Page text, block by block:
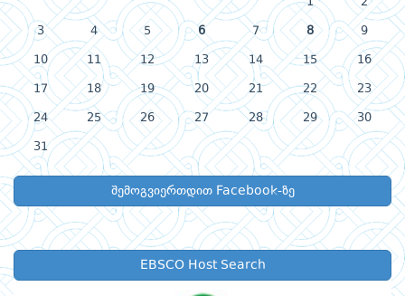
3 4 5 6 7 8 9
10 11 12 13 14 15 16
17 18 19 20 21 22 23
24 25 26 27 28 29 30
31
შემოგვიერთდით Facebook-ზე
EBSCO Host Search